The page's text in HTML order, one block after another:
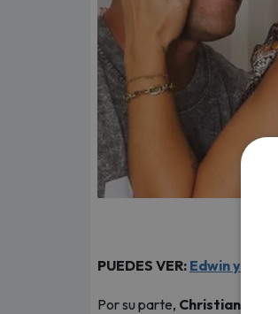
PUEDES VER: Edwin y
Por su parte, Christian